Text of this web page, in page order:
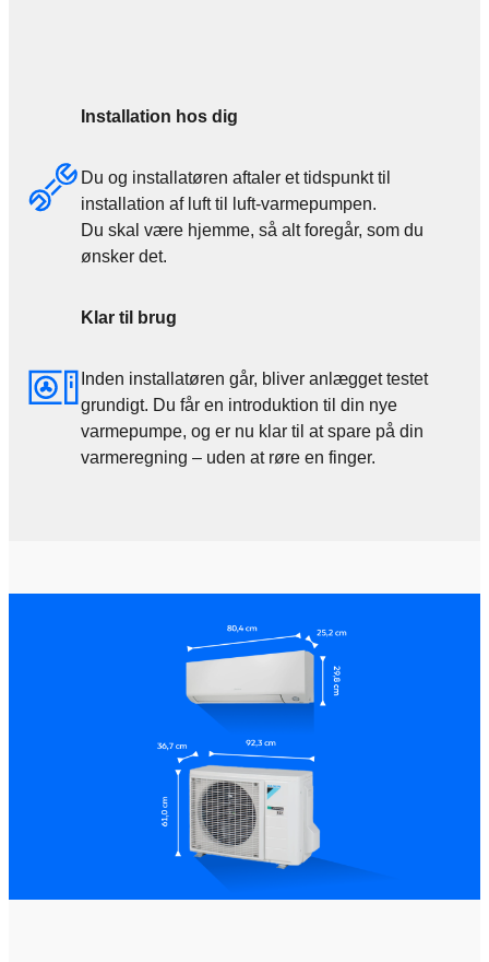
Installation hos dig
Du og installatøren aftaler et tidspunkt til
installation af luft til luft-varmepumpen.
Du skal være hjemme, så alt foregår, som du
ønsker det.
Klar til brug
Inden installatøren går, bliver anlægget testet
grundigt. Du får en introduktion til din nye
varmepumpe, og er nu klar til at spare på din
varmeregning – uden at røre en finger.